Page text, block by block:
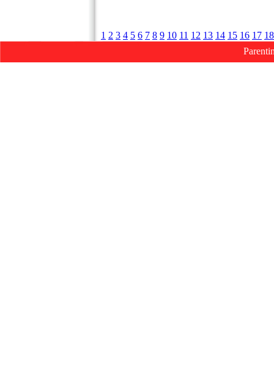
1 2 3 4 5 6 7 8 9 10 11 12 13 14 15 16 17 18